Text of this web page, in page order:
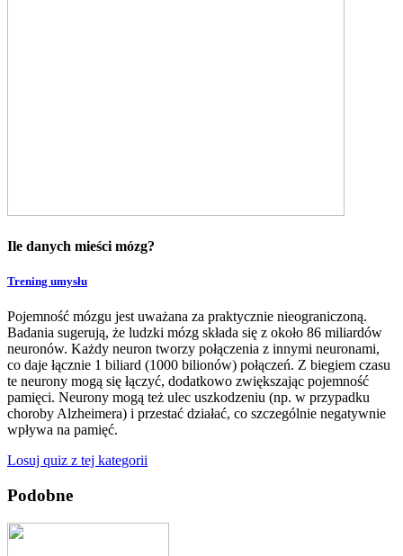
Ile danych mieści mózg?
Trening umysłu
Pojemność mózgu jest uważana za praktycznie nieograniczoną.
Badania sugerują, że ludzki mózg składa się z około 86 miliardów
neuronów. Każdy neuron tworzy połączenia z innymi neuronami,
co daje łącznie 1 biliard (1000 bilionów) połączeń. Z biegiem czasu
te neurony mogą się łączyć, dodatkowo zwiększając pojemność
pamięci. Neurony mogą też ulec uszkodzeniu (np. w przypadku
choroby Alzheimera) i przestać działać, co szczególnie negatywnie
wpływa na pamięć.
Losuj quiz z tej kategorii
Podobne